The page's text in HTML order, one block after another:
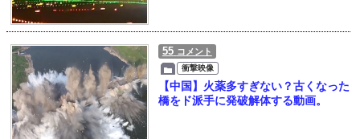
55 コメント
衝撃映像
【中国】火薬多すぎない？古くなった
橋をド派手に発破解体する動画。